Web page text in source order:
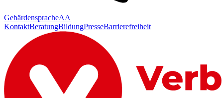
GebärdenspracheAA
KontaktBeratungBildungPresseBarrierefreiheit